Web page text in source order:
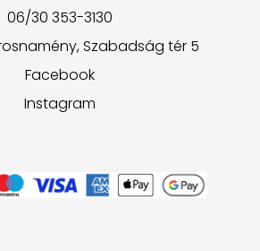
06/30 353-3130
Szabadság tér 5
Facebook
Instagram